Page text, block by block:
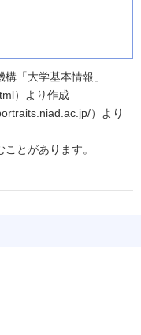
「大学基本情報」
）より作成
）より
とがあります。